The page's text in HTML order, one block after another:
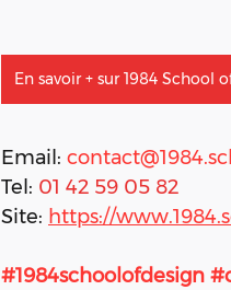
En savoir + sur 1984 School
Email:
Tel: 01 42 59 05 82
Site: https://
#1984schoolofdesign